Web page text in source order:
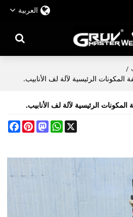
العربية
/
المكونات الرئيسية لآلة لف الأنابيب.
المكونات الرئيسية لآلة لف الأنابيب.
Pinterest
Mastodon
WhatsApp
X